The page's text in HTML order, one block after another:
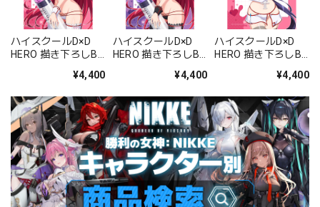
ハイスクールD×D
HERO 描き下ろしB2
ス・グレモリー/白
¥4,400
ハイスクールD×D
HERO 描き下ろしB2
ス・グレモリー/黒
¥4,400
ハイスクールD×D
HERO 描き下ろしB2
朱乃/白ナース)Wス
¥4,400